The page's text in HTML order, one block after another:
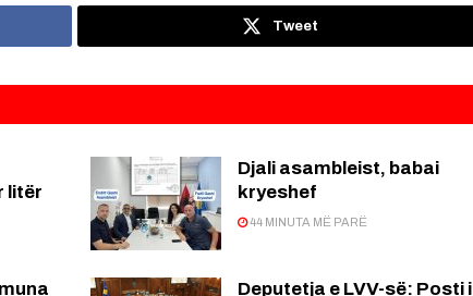
Tweet
litër
Djali asambleist, babai
kryeshef
44 MINUTA MË PARË
Deputetja e LVV-së: Posti i